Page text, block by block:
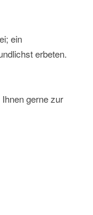
ein
erbeten.
gerne zur